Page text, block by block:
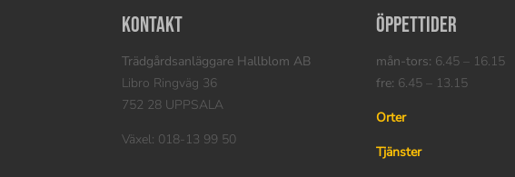
Kontakt
Trädgårdsanläggare Hallblom AB
Libro Ringväg 36
752 28 UPPSALA
Växel: 018-13 99 50
Öppettider
mån-tors: 6.45 – 16.15
fre: 6.45 – 13.15
Orter
Tjänster